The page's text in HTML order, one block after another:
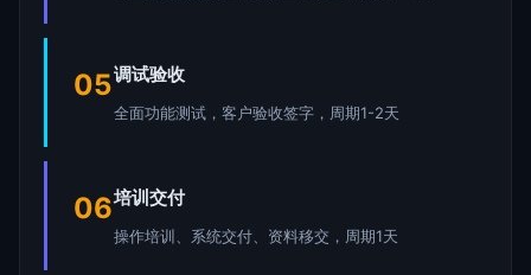
05调试验收
全面功能测试，客户验收签字，周期1-2天
06培训交付
操作培训、系统交付、资料移交，周期1天